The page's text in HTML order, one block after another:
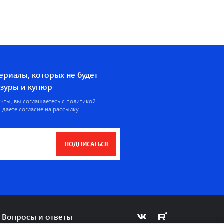
которых не будет
и купюр
вы соглашаетесь с политикой
даете согласие на рассылку
ПОДПИСАТЬСЯ
Вопросы и ответы